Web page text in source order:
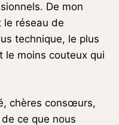
De mon
le réseau de
technique, le plus
le moins couteux qui
chères consœurs,
ce que nous